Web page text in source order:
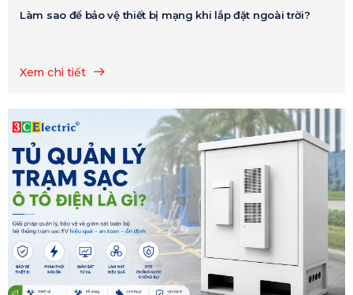
Làm sao để bảo vệ thiết bị mạng khi lắp đặt ngoài trời?
Xem chi tiết